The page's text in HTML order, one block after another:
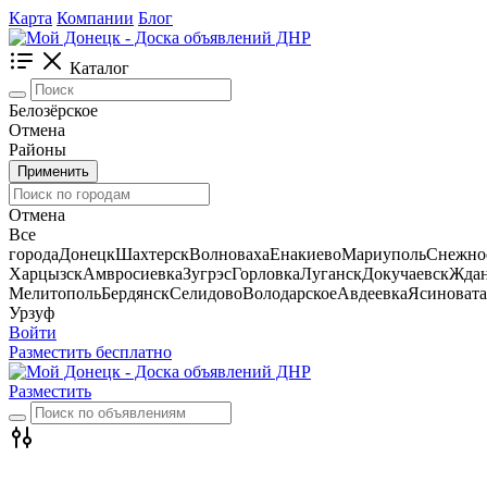
Карта Компании Блог
Каталог
Белозёрское
Отмена
Районы
Применить
Отмена
Все
городаДонецкШахтерскВолновахаЕнакиевоМариуполь
ХарцызскАмвросиевкаЗугрэсГорловкаЛуганскДокучаевск
МелитопольБердянскСелидовоВолодарскоеАвдеевка
Урзуф
Войти
Разместить бесплатно
Разместить